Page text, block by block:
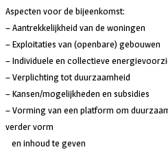
Aspecten voor de bijeenkomst:
– Aantrekkelijkheid van de woningen
– Exploitaties van (openbare) gebouwen
– Individuele en collectieve
– Verplichting tot duurzaamheid
– Kansen/mogelijkheden en subsidies
– Vorming van een platform om
verder vorm
en inhoud te geven